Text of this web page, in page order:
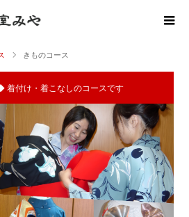
きものコース
け・着こなしのコースです